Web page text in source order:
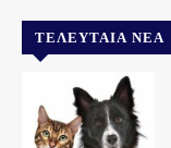
ΤΕΛΕΥΤΑΊΑ ΝΈΑ